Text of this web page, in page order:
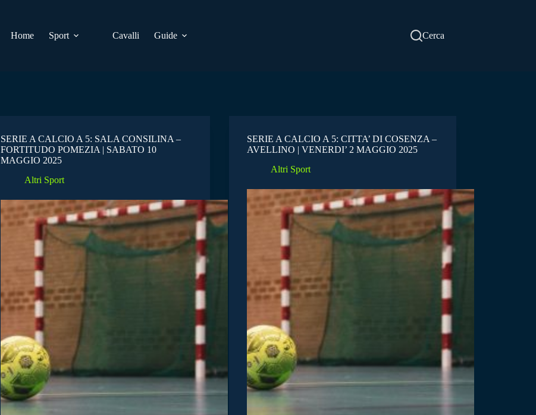
Home
Sport Cavalli Guide Cerca
SERIE A CALCIO A 5: SALA CONSILINA –
FORTITUDO POMEZIA | SABATO 10
MAGGIO 2025
Altri Sport
SERIE A CALCIO A 5: CITTA’ DI COSENZA –
AVELLINO | VENERDI’ 2 MAGGIO 2025
Altri Sport